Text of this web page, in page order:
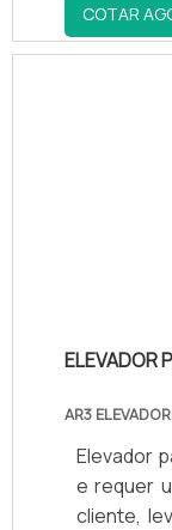
COTAR
ELEVADOR
AR3
Elevador
e requer
cliente,